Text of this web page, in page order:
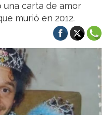
una carta de amor
murió en 2012.